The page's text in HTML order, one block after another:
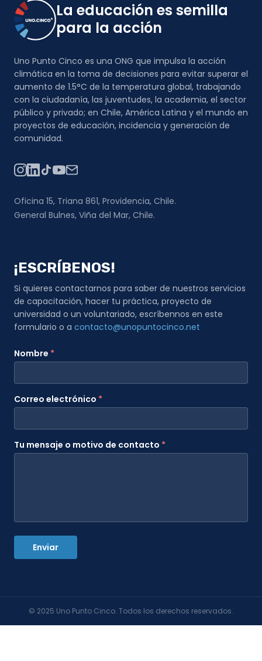
La educación es semilla
para la acción
Uno Punto Cinco es una ONG que impulsa la acción
climática en la toma de decisiones para evitar superar el
aumento de 1.5°C de la temperatura global, trabajando
con la ciudadanía, las juventudes, la academia, el sector
público y privado; en Chile, América Latina y el mundo en
proyectos de educación, incidencia y generación de
comunidad.
Oficina 15, Triana 861, Providencia, Chile.
General Bulnes, Viña del Mar, Chile.
¡ESCRÍBENOS!
Si quieres contactarnos para saber de nuestros servicios
de capacitación, hacer tu práctica, proyecto de
universidad o un voluntariado, escríbennos en este
formulario o a contacto@unopuntocinco.net
Nombre *
Correo electrónico *
Tu mensaje o motivo de contacto *
Enviar
© 2025 Uno Punto Cinco. Todos los derechos reservados.